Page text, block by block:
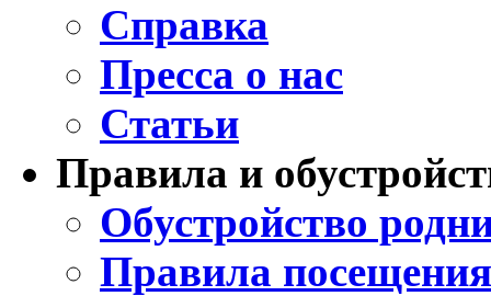
Справка
Пресса о нас
Статьи
Правила и
Обустройство
Правила